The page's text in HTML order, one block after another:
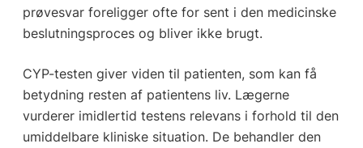
prøvesvar foreligger ofte for sent i den medicinske
beslutningsproces og bliver ikke brugt.
CYP-testen giver viden til patienten, som kan få
betydning resten af patientens liv. Lægerne
vurderer imidlertid testens relevans i forhold til den
umiddelbare kliniske situation. De behandler den